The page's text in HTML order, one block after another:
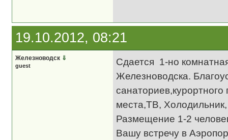
19.10.2012, 08:21
Железноводск ⇓
guest
Сдается 1-но
Железноводска.
места,ТВ,
Размещение 1-2
Вашу встречу в